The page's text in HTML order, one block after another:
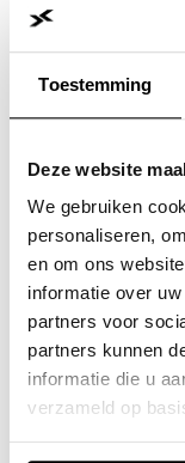
Toestemming
Deze website
We gebruiken
personaliseren,
en om ons
informatie over
partners voor
partners kunnen
informatie die u
verzameld op
Application error: a
loading